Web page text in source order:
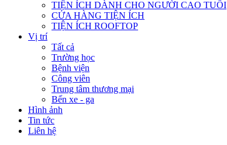
TIỆN ÍCH DÀNH CHO NGƯỜI CAO TUỔI
CỬA HÀNG TIỆN ÍCH
TIỆN ÍCH ROOFTOP
Vị trí
Tất cả
Trường học
Bệnh viện
Công viên
Trung tâm thương mại
Bến xe - ga
Hình ảnh
Tin tức
Liên hệ